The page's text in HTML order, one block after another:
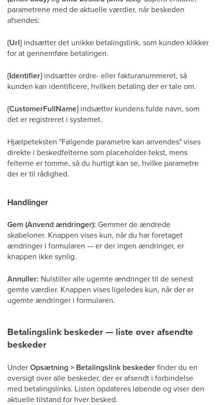
parametrene med de aktuelle værdier, når beskeden
afsendes:
{Url}indsætter det unikke betalingslink, som kunden klikker
for at gennemføre betalingen.
{Identifier}indsætter ordre- eller fakturanummeret, så
kunden kan identificere, hvilken betaling der er tale om.
{CustomerFullName}indsætter kundens fulde navn, som
det er registreret i systemet.
Hjælpeteksten "Følgende parametre kan anvendes" vises
direkte i beskedfelterne som placeholder-tekst, mens
felterne er tomme, så du hurtigt kan se, hvilke parametre
der er til rådighed.
Handlinger
Gem (Anvend ændringer): Gemmer de ændrede
skabeloner. Knappen vises kun, når du har foretaget
ændringer i formularen — er der ingen ændringer, er
knappen ikke synlig.
Annuller: Nulstiller alle ugemte ændringer til de senest
gemte værdier. Knappen vises ligeledes kun, når der er
ugemte ændringer i formularen.
Betalingslink beskeder — liste over afsendte
beskeder
UnderOpsætning > Betalingslink beskederfinder du en
oversigt over alle beskeder, der er afsendt i forbindelse
med betalingslinks. Listen opdateres løbende og viser den
aktuelle tilstand for hver besked.